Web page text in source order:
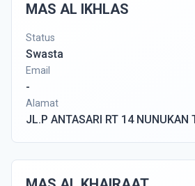
MAS AL IKHLAS
Status
Swasta
Email
-
Alamat
JL.P ANTASARI RT 14 NUNUKAN